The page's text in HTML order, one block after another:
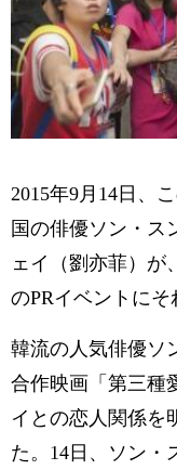
2015年9月14日、
国の俳優ソン・ス
ェイ（劉亦菲）が
のPRイベントにそ
韓流の人気俳優ソ
合作映画「第三種
イとの恋人関係を
た。14日、ソン・